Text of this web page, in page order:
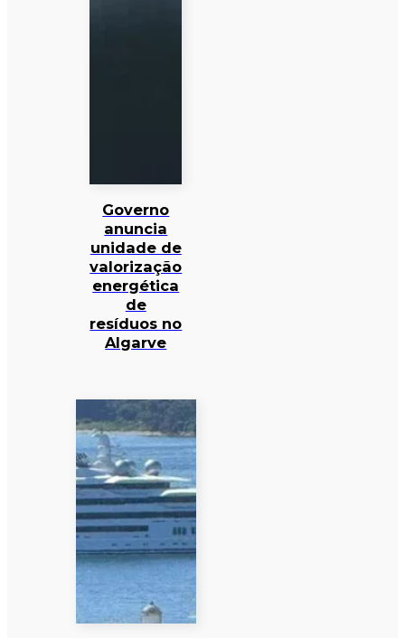
Governo
anuncia
unidade de
valorização
energética
de
resíduos no
Algarve